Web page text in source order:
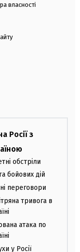
власності
Росії з
обстріли
бойових дій
переговори
тривога в
атака по
у Росії